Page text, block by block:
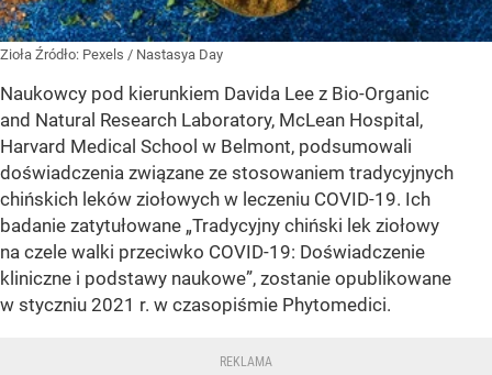
Zioła Źródło: Pexels / Nastasya Day
Naukowcy pod kierunkiem Davida Lee z Bio-Organic
and Natural Research Laboratory, McLean Hospital,
Harvard Medical School w Belmont, podsumowali
doświadczenia związane ze stosowaniem tradycyjnych
chińskich leków ziołowych w leczeniu COVID-19. Ich
badanie zatytułowane „Tradycyjny chiński lek ziołowy
na czele walki przeciwko COVID-19: Doświadczenie
kliniczne i podstawy naukowe”, zostanie opublikowane
w styczniu 2021 r. w czasopiśmie Phytomedici.